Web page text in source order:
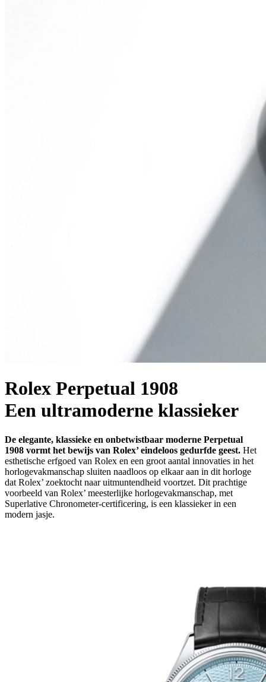
Rolex Perpetual 1908
Een ultramoderne klassieker
De elegante, klassieke en onbetwistbaar moderne Perpetual
1908 vormt het bewijs van Rolex’ eindeloos gedurfde geest. Het
esthetische erfgoed van Rolex en een groot aantal innovaties in het
horlogevakmanschap sluiten naadloos op elkaar aan in dit horloge
dat Rolex’ zoektocht naar uitmuntendheid voortzet. Dit prachtige
voorbeeld van Rolex’ meesterlijke horlogevakmanschap, met
Superlative Chronometer-certificering, is een klassieker in een
modern jasje.